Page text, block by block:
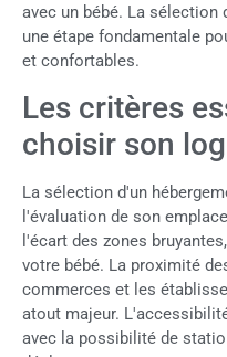
avec un bébé. La sélection
une étape fondamentale
et confortables.
Les critères
choisir son
La sélection d'un
l'évaluation de son
l'écart des zones
votre bébé. La proximité
commerces et les
atout majeur.
avec la possibilité de